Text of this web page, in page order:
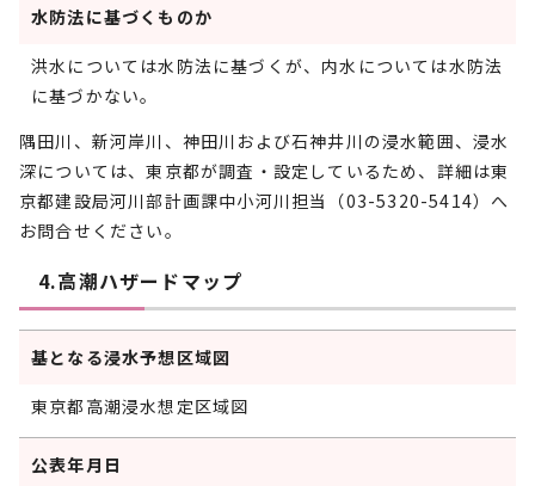
水防法に基づくものか
洪水については水防法に基づくが、内水については水防法
に基づかない。
隅田川、新河岸川、神田川および石神井川の浸水範囲、浸水
深については、東京都が調査・設定しているため、詳細は東
京都建設局河川部計画課中小河川担当（03-5320-5414）へ
お問合せください。
4.高潮ハザードマップ
基となる浸水予想区域図
東京都高潮浸水想定区域図
公表年月日